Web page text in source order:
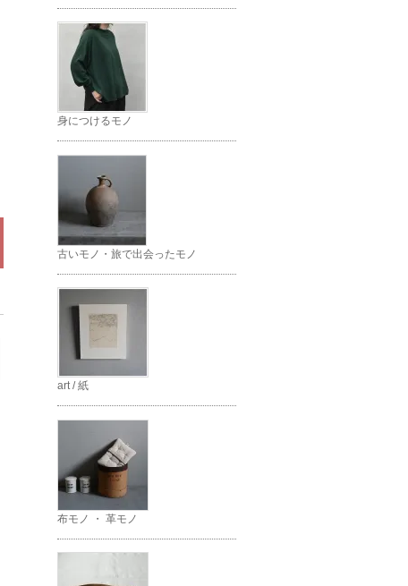
身につけるモノ
古いモノ・旅で出会ったモノ
art / 紙
布モノ ・ 革モノ